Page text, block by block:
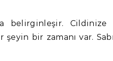
belirginleşir. Cildinize
bir zamanı var.